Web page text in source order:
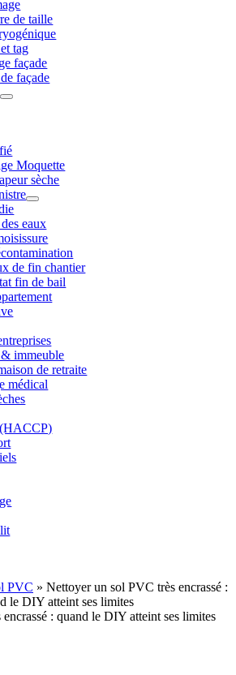
de taille
tag
façade
façade
Moquette
sèche
eaux
de fin chantier
fin de bail
immeuble
de retraite
médical
(HACCP)
PVC » Nettoyer un sol PVC très encrassé :
le DIY atteint ses limites
: quand le DIY atteint ses limites